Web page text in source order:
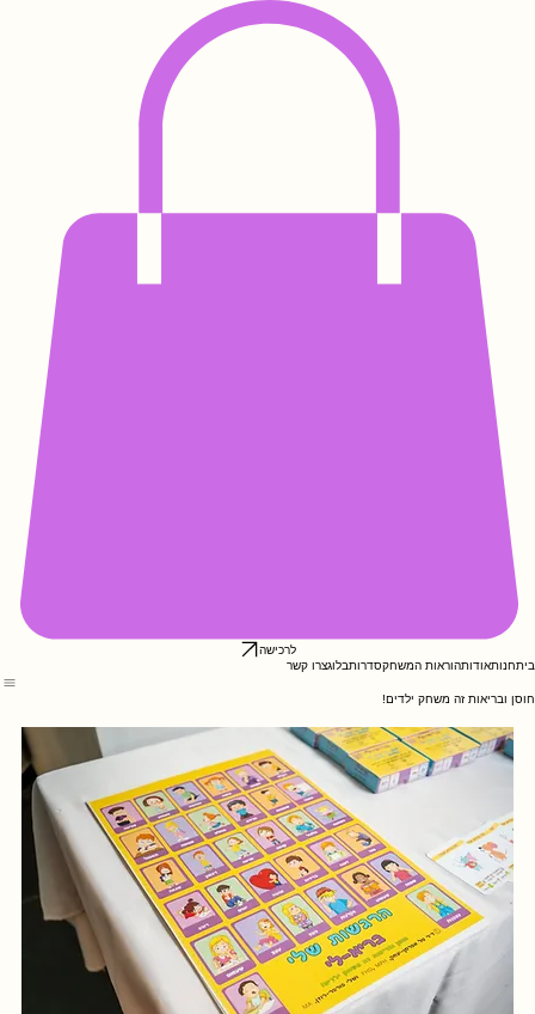
לרכישה
ביתחנותאודותהוראות המשחקסדרותבלוגצרו קשר
חוסן ובריאות זה משחק ילדים!